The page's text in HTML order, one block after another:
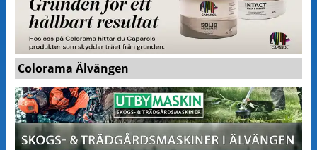
Colorama Älvängen